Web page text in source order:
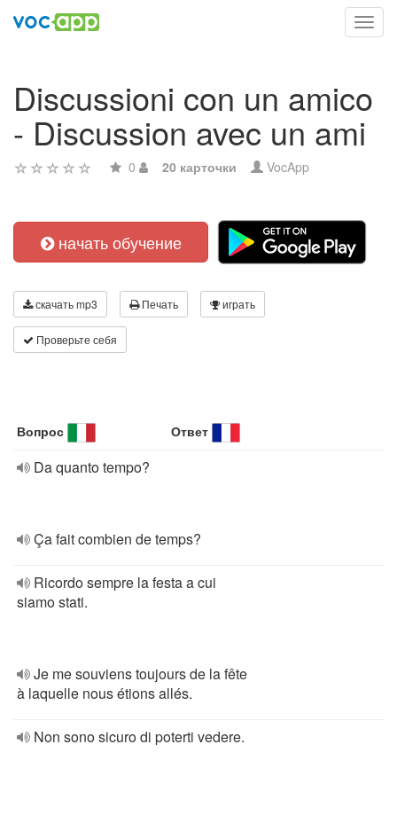
Discussioni con un amico
- Discussion avec un ami
0 20 карточки VocApp
начать обучение
скачать mp3 Печать играть
Проверьте себя
Вопрос Ответ
Da quanto tempo?
Ça fait combien de temps?
Ricordo sempre la festa a cui
siamo stati.
Je me souviens toujours de la fête
à laquelle nous étions allés.
Non sono sicuro di poterti vedere.